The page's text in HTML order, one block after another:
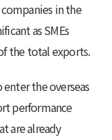
in the
as SMEs
the total exports.
the overseas
performance
are already